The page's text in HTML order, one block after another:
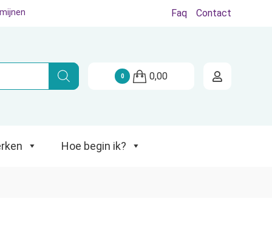
Hoe begin ik?
Faq Contact
0 0,00
Hoe begin ik?